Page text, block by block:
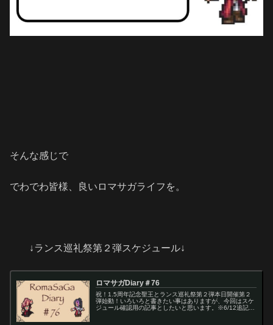
そんな感じで
でわでわ皆様、良いロマサガライフを。
↓ランス巡礼祭第２弾スケジュール↓
ロマサガDiary＃76
祝！1.5周年記念聖王とランス巡礼祭第２弾本日開催第２
弾始動！いろいろと書きたい事はありますが、今回はスケ
ジュール確認用の記事としたいと思います。※6/12追記※